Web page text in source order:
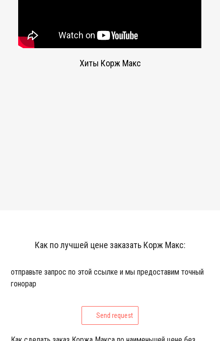
Хиты Корж Макс
Как по лучшей цене заказать Корж Макс:
отправьте запрос по этой ссылке и мы предоставим точный
гонорар
Send request